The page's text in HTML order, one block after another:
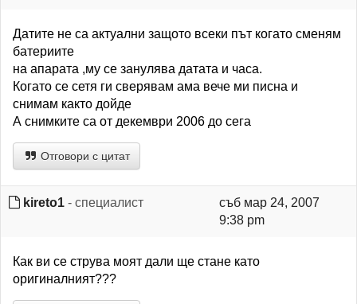
Датите не са актуални защото всеки път когато сменям
батериите
на апарата ,му се занулява датата и часа.
Когато се сетя ги сверявам ама вече ми писна и
снимам както дойде
А снимките са от декември 2006 до сега
Отговори с цитат
kireto1 - специалист
съб мар 24, 2007
9:38 pm
Как ви се струва моят дали ще стане като
оригиналният???